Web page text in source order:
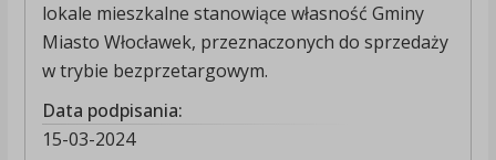
lokale mieszkalne stanowiące własność Gminy
Miasto Włocławek, przeznaczonych do sprzedaży
w trybie bezprzetargowym.
Data podpisania:
15-03-2024